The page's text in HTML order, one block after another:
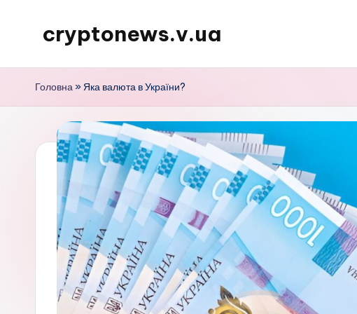
Перейтиcryptonews.v.ua
новини
аналітика,
курси,
прогнози
гайди.
Головна»Яка валюта в України?